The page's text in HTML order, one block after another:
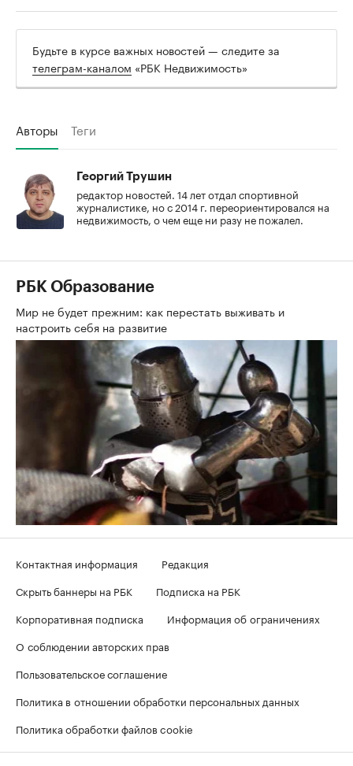
Будьте в курсе важных новостей — следите за
телеграм-каналом «РБК Недвижимость»
Авторы Теги
Георгий Трушин
редактор новостей. 14 лет отдал спортивной
журналистике, но с 2014 г. переориентировался на
недвижимость, о чем еще ни разу не пожалел.
РБК Образование
Мир не будет прежним: как перестать выживать и
настроить себя на развитие
Контактная информация
Редакция
Скрыть баннеры на РБК
Подписка на РБК
Корпоративная подписка
Информация об ограничениях
О соблюдении авторских прав
Пользовательское соглашение
Политика в отношении обработки персональных данных
Политика обработки файлов cookie